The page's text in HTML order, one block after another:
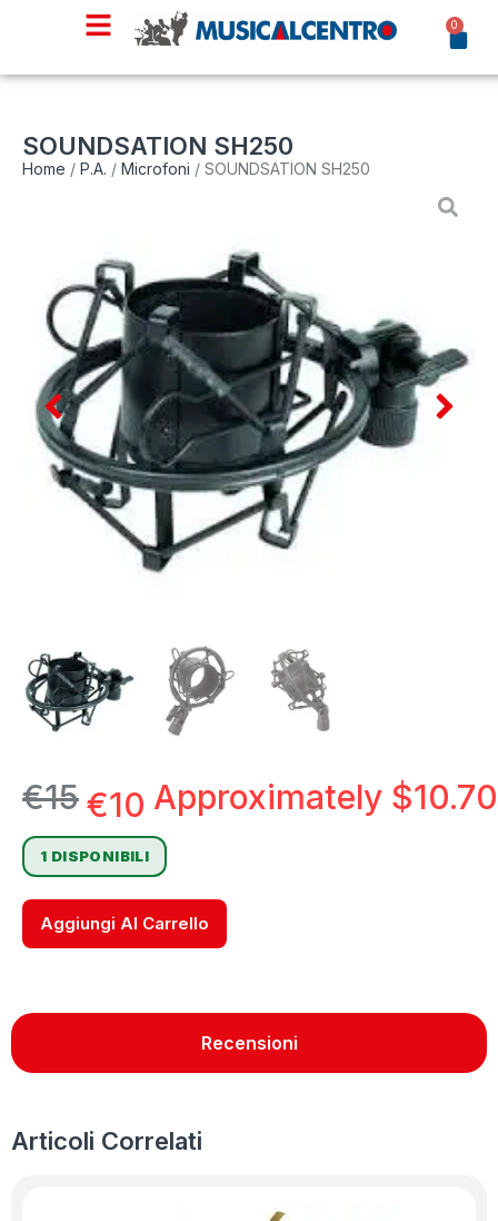
0
SOUNDSATION SH250
Home / P.A. / Microfoni / SOUNDSATION SH250
€15€10 Approximately $10.70
1 DISPONIBILI
Aggiungi Al Carrello
Recensioni
Articoli Correlati